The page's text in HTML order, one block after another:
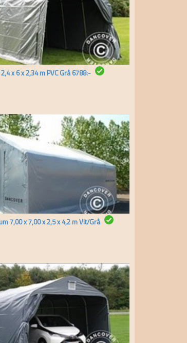
x 6 x 2,34 m PVC Grå 6788:-
7,00 x 7,00 x 2,5 x 4,2 m Vit/Grå